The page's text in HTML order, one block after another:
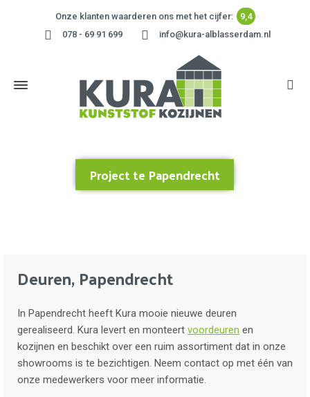
Onze klanten waarderen ons met het cijfer:
9,4
078 - 69 91 699
info@kura-alblasserdam.nl
Project te Papendrecht
Deuren, Papendrecht
In Papendrecht heeft Kura mooie nieuwe deuren
gerealiseerd. Kura levert en monteert voordeuren en
kozijnen en beschikt over een ruim assortiment dat in onze
showrooms is te bezichtigen. Neem contact op met één van
onze medewerkers voor meer informatie.